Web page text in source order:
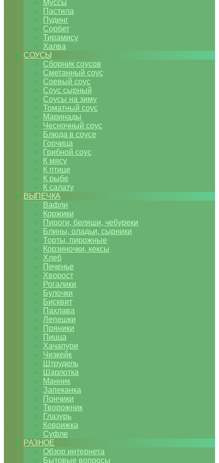
Муссы
Пастила
Пудинг
Сорбет
Тирамису
Халва
СОУСЫ
Сборник соусов
Сметанный соус
Соевый соус
Соус сырный
Соусы на зиму
Томатный соус
Маринады
Чесночный соус
Блюда в соусе
Горчица
Грибной соус
К мясу
К птице
К рыбе
К салату
ВЫПЕЧКА
Вафли
Коржики
Пироги, беляши, чебуреки
Блины, оладьи, сырники
Торты, пирожные
Корзиночки, кексы
Хлеб
Печенье
Хворост
Рогалики
Булочки
Бисквит
Пахлава
Лепешки
Пряники
Пицца
Хачапури
Чизкейк
Штрудель
Шарлотка
Манник
Запеканка
Пончики
Творожник
Глазурь
Коврижка
Суфле
РАЗНОЕ
Обзор интернета
Бытовые вопросы